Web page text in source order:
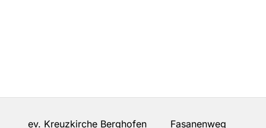
ev. Kreuzkirche Berghofen Fasanenweg